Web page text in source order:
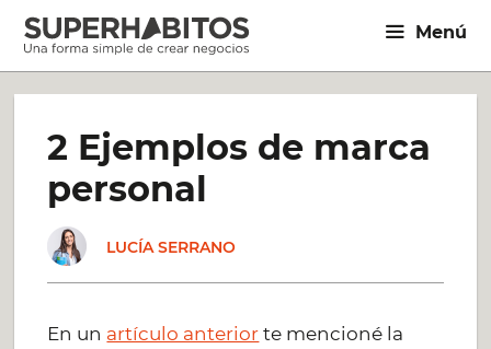
Saltar
contenido
Menú
2 Ejemplos de marca
personal
LUCÍA SERRANO
En un artículo anterior te mencioné la